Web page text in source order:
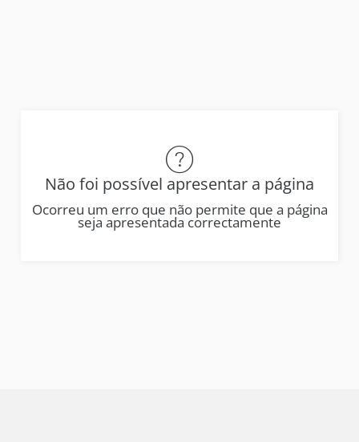
Não foi possível apresentar a página
Ocorreu um erro que não permite que a página
seja apresentada correctamente